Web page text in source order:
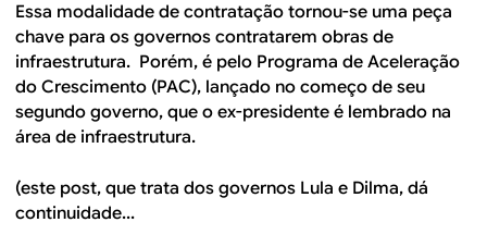
Essa modalidade de contratação tornou-se uma peça
chave para os governos contratarem obras de
infraestrutura. Porém, é pelo Programa de Aceleração
do Crescimento (PAC), lançado no começo de seu
segundo governo, que o ex-presidente é lembrado na
área de infraestrutura.
(este post, que trata dos governos Lula e Dilma, dá
continuidade...